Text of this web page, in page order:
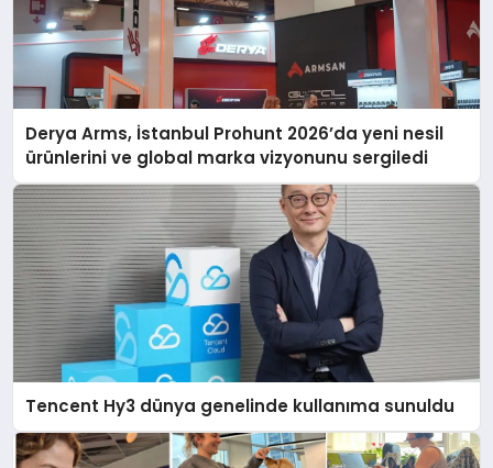
Derya Arms, İstanbul Prohunt 2026’da yeni nesil
ürünlerini ve global marka vizyonunu sergiledi
Tencent Hy3 dünya genelinde kullanıma sunuldu